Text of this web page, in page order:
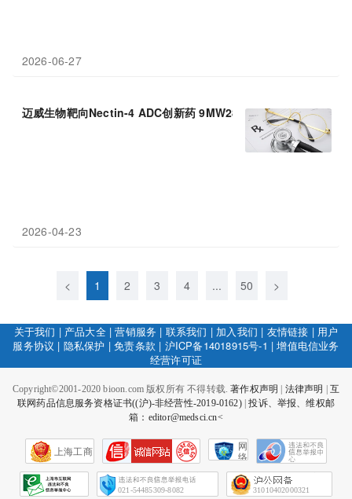
2026-06-27
迈威生物靶向Nectin-4 ADC创新药 9MW2821 启动治疗三阴性
2026-04-23
< 1 2 3 4 ... 50 >
关于我们 | 产品大全|营销服务 | 联系我们 | 加入我们 | 友情链接 | 用户
服务协议 | 隐私保护 |免责条款 | 沪ICP备14018915号-1 |增值电信业务
经营许可证
Copyright©2001-2020 bioon.com 版权所有 不得转载.著作权声明 法律声明
互
联网药品信息服务资格证书((沪)-非经营性-2019-0162)|投诉、举报、维权邮
箱：editor@medsci.cn<
上海工商
网
络
会
征
021-54485309-8082 31010402000321